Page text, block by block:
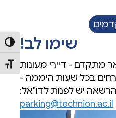
מתג
שימו לב!
מתקדם - דיירי מעונות
בכל שעות היממה -
יש לפנות לדו"אל:
parking@technion.ac.il